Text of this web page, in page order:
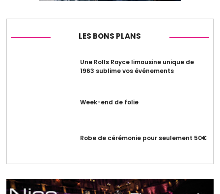
LES BONS PLANS
Une Rolls Royce limousine unique de
1963 sublime vos événements
Week-end de folie
Robe de cérémonie pour seulement 50€